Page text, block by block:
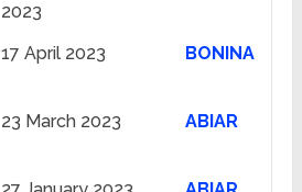
2023
17 April 2023 BONINA
23 March 2023 ABIAR